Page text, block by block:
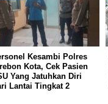
Kesambi Polres
Kota, Cek Pasien
Yang Jatuhkan Diri
Lantai Tingkat 2